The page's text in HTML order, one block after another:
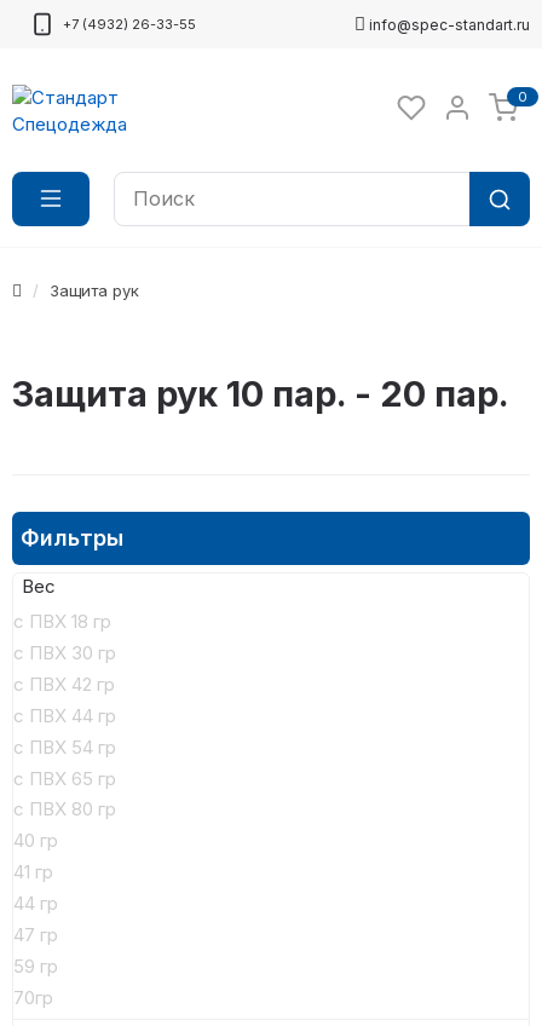
+7 (4932) 26-33-55 info@spec-standart.ru
0
Защита рук
Защита рук 10 пар. - 20 пар.
Фильтры
Вес
с ПВХ 18 гр
с ПВХ 30 гр
с ПВХ 42 гр
с ПВХ 44 гр
с ПВХ 54 гр
с ПВХ 65 гр
с ПВХ 80 гр
40 гр
41 гр
44 гр
47 гр
59 гр
70гр